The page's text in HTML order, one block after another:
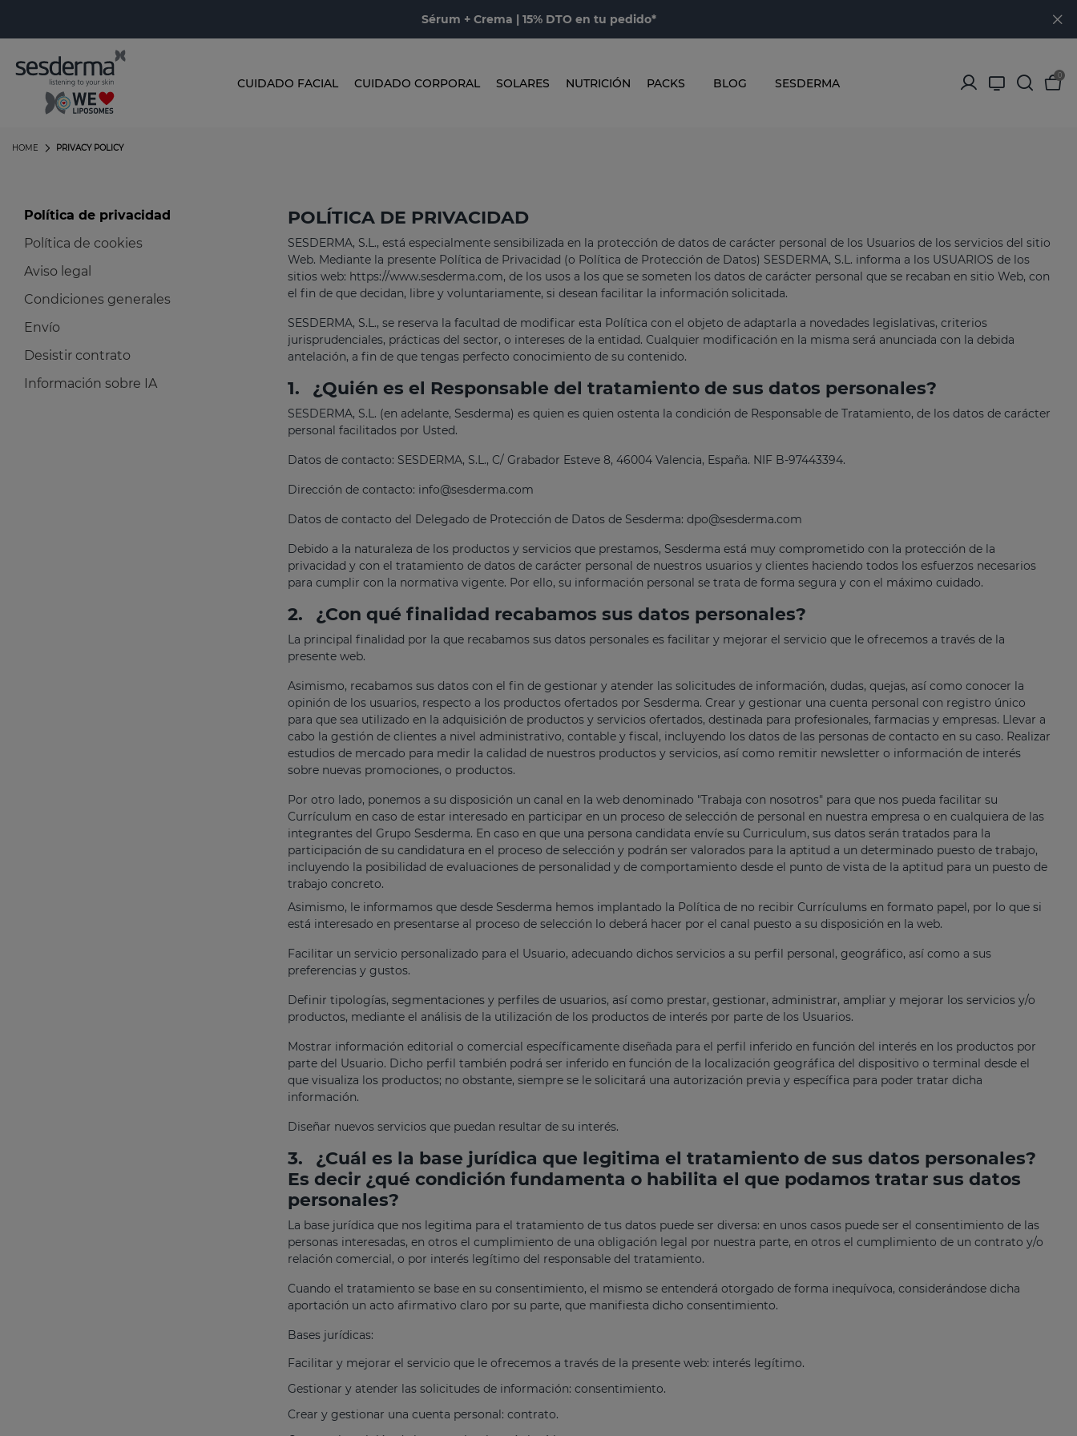
Sérum + Crema | 15% DTO en tu pedido*
CUIDADO FACIAL CUIDADO CORPORAL SOLARES NUTRICIÓN PACKS BLOG SESDERMA
0
PRIVACY POLICY
HOME
Política de privacidad
Política de cookies
Aviso legal
Condiciones generales
Envío
Desistir contrato
Información sobre IA
POLÍTICA DE PRIVACIDAD
SESDERMA, S.L., está especialmente sensibilizada en la protección de datos de carácter personal de los Usuarios de los servicios del sitio
Web. Mediante la presente Política de Privacidad (o Política de Protección de Datos) SESDERMA, S.L. informa a los USUARIOS de los
sitios web: https://www.sesderma.com, de los usos a los que se someten los datos de carácter personal que se recaban en sitio Web, con
el fin de que decidan, libre y voluntariamente, si desean facilitar la información solicitada.
SESDERMA, S.L., se reserva la facultad de modificar esta Política con el objeto de adaptarla a novedades legislativas, criterios
jurisprudenciales, prácticas del sector, o intereses de la entidad. Cualquier modificación en la misma será anunciada con la debida
antelación, a fin de que tengas perfecto conocimiento de su contenido.
1. ¿Quién es el Responsable del tratamiento de sus datos personales?
SESDERMA, S.L. (en adelante, Sesderma) es quien es quien ostenta la condición de Responsable de Tratamiento, de los datos de carácter
personal facilitados por Usted.
Datos de contacto: SESDERMA, S.L., C/ Grabador Esteve 8, 46004 Valencia, España. NIF B-97443394.
Dirección de contacto: info@sesderma.com
Datos de contacto del Delegado de Protección de Datos de Sesderma: dpo@sesderma.com
Debido a la naturaleza de los productos y servicios que prestamos, Sesderma está muy comprometido con la protección de la
privacidad y con el tratamiento de datos de carácter personal de nuestros usuarios y clientes haciendo todos los esfuerzos necesarios
para cumplir con la normativa vigente. Por ello, su información personal se trata de forma segura y con el máximo cuidado.
2. ¿Con qué finalidad recabamos sus datos personales?
La principal finalidad por la que recabamos sus datos personales es facilitar y mejorar el servicio que le ofrecemos a través de la
presente web.
Asimismo, recabamos sus datos con el fin de gestionar y atender las solicitudes de información, dudas, quejas, así como conocer la
opinión de los usuarios, respecto a los productos ofertados por Sesderma. Crear y gestionar una cuenta personal con registro único
para que sea utilizado en la adquisición de productos y servicios ofertados, destinada para profesionales, farmacias y empresas. Llevar a
cabo la gestión de clientes a nivel administrativo, contable y fiscal, incluyendo los datos de las personas de contacto en su caso. Realizar
estudios de mercado para medir la calidad de nuestros productos y servicios, así como remitir newsletter o información de interés
sobre nuevas promociones, o productos.
Por otro lado, ponemos a su disposición un canal en la web denominado "Trabaja con nosotros" para que nos pueda facilitar su
Currículum en caso de estar interesado en participar en un proceso de selección de personal en nuestra empresa o en cualquiera de las
integrantes del Grupo Sesderma. En caso en que una persona candidata envíe su Curriculum, sus datos serán tratados para la
participación de su candidatura en el proceso de selección y podrán ser valorados para la aptitud a un determinado puesto de trabajo,
incluyendo la posibilidad de evaluaciones de personalidad y de comportamiento desde el punto de vista de la aptitud para un puesto de
trabajo concreto.
Asimismo, le informamos que desde Sesderma hemos implantado la Política de no recibir Currículums en formato papel, por lo que si
está interesado en presentarse al proceso de selección lo deberá hacer por el canal puesto a su disposición en la web.
Facilitar un servicio personalizado para el Usuario, adecuando dichos servicios a su perfil personal, geográfico, así como a sus
preferencias y gustos.
Definir tipologías, segmentaciones y perfiles de usuarios, así como prestar, gestionar, administrar, ampliar y mejorar los servicios y/o
productos, mediante el análisis de la utilización de los productos de interés por parte de los Usuarios.
Mostrar información editorial o comercial específicamente diseñada para el perfil inferido en función del interés en los productos por
parte del Usuario. Dicho perfil también podrá ser inferido en función de la localización geográfica del dispositivo o terminal desde el
que visualiza los productos; no obstante, siempre se le solicitará una autorización previa y específica para poder tratar dicha
información.
Diseñar nuevos servicios que puedan resultar de su interés.
3.
¿Cuál es la base jurídica que legitima el tratamiento de sus datos personales?
Es decir ¿qué condición fundamenta o habilita el que podamos tratar sus datos
personales?
La base jurídica que nos legitima para el tratamiento de tus datos puede ser diversa: en unos casos puede ser el consentimiento de las
personas interesadas, en otros el cumplimiento de una obligación legal por nuestra parte, en otros el cumplimiento de un contrato y/o
relación comercial, o por interés legítimo del responsable del tratamiento.
Cuando el tratamiento se base en su consentimiento, el mismo se entenderá otorgado de forma inequívoca, considerándose dicha
aportación un acto afirmativo claro por su parte, que manifiesta dicho consentimiento.
Bases jurídicas:
Facilitar y mejorar el servicio que le ofrecemos a través de la presente web: interés legítimo.
Gestionar y atender las solicitudes de información: consentimiento.
Crear y gestionar una cuenta personal: contrato.